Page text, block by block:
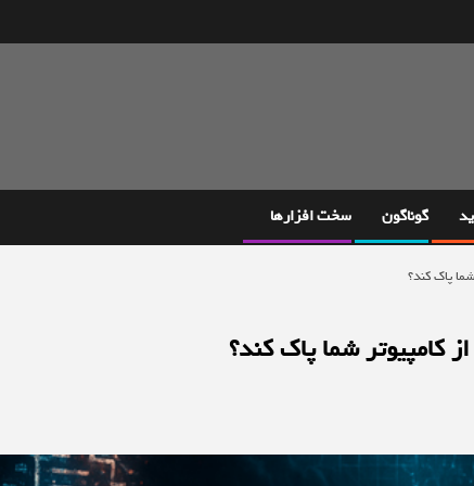
گوناگون سخت افزارها
پاک کند؟
کامپیوتر شما پاک کند؟